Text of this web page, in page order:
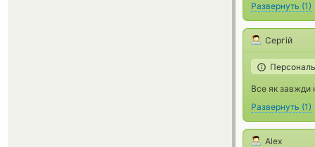
Развернуть (1)
Сергій
Все як завжди
Развернуть (1)
Alex